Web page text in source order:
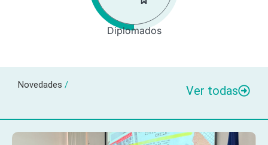
Diplomados
Novedades / Ver todas